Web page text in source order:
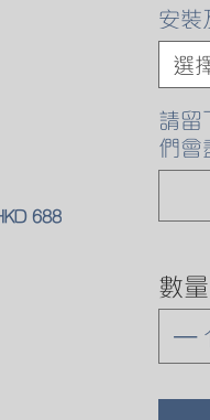
688
安裝
選
請留
們會
數量